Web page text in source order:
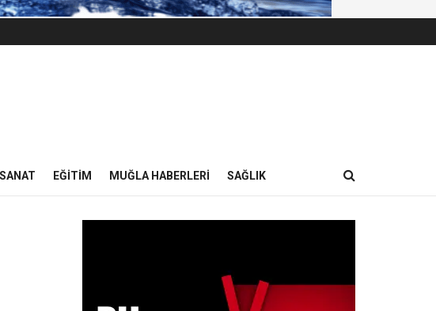
EĞITIM MUĞLA HABERLERI SAĞLIK